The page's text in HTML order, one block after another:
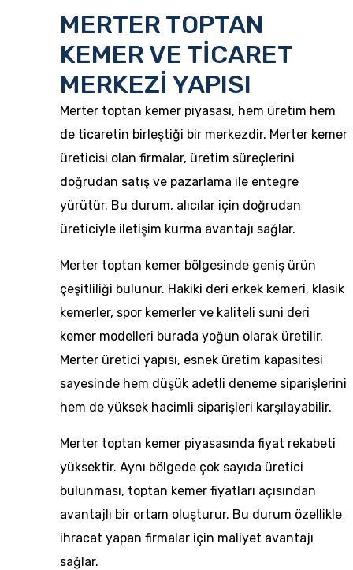
MERTER TOPTAN
KEMER VE TİCARET
MERKEZİ YAPISI
Merter toptan kemer piyasası, hem üretim hem
de ticaretin birleştiği bir merkezdir. Merter kemer
üreticisi olan firmalar, üretim süreçlerini
doğrudan satış ve pazarlama ile entegre
yürütür. Bu durum, alıcılar için doğrudan
üreticiyle iletişim kurma avantajı sağlar.
Merter toptan kemer bölgesinde geniş ürün
çeşitliliği bulunur. Hakiki deri erkek kemeri, klasik
kemerler, spor kemerler ve kaliteli suni deri
kemer modelleri burada yoğun olarak üretilir.
Merter üretici yapısı, esnek üretim kapasitesi
sayesinde hem düşük adetli deneme siparişlerini
hem de yüksek hacimli siparişleri karşılayabilir.
Merter toptan kemer piyasasında fiyat rekabeti
yüksektir. Aynı bölgede çok sayıda üretici
bulunması, toptan kemer fiyatları açısından
avantajlı bir ortam oluşturur. Bu durum özellikle
ihracat yapan firmalar için maliyet avantajı
sağlar.